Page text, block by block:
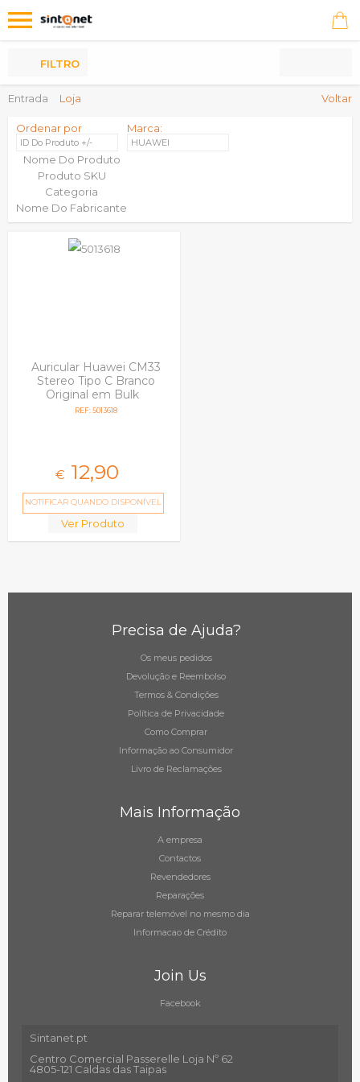
Produtos
Entrada Loja Voltar
FILTRO
Ordenar por
ID Do Produto +/-
Nome Do Produto
Produto SKU
Categoria
Nome Do Fabricante
Marca:
HUAWEI
Auricular Huawei CM33
Stereo Tipo C Branco
Original em Bulk
REF: 5013618
€ 12,90
NOTIFICAR QUANDO DISPONÍVEL
Ver Produto
Precisa de Ajuda?
Os meus pedidos
Devolução e Reembolso
Termos & Condições
Política de Privacidade
Como Comprar
Informação ao Consumidor
Livro de Reclamações
Mais Informação
A empresa
Contactos
Revendedores
Reparações
Reparar telemóvel no mesmo dia
Informacao de Crédito
Join Us
Facebook
Sintanet.pt
Centro Comercial Passerelle Loja Nº 62
4805-121 Caldas das Taipas